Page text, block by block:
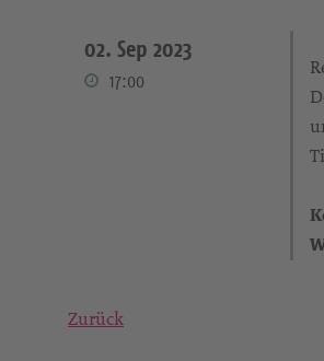
02. Sep 2023
17:00
Zurück